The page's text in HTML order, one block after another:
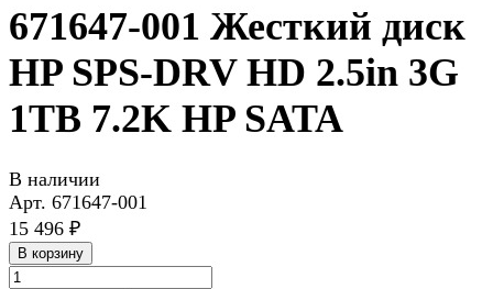
671647-001 Жесткий диск
HP SPS-DRV HD 2.5in 3G
1TB 7.2K HP SATA
В наличии
Арт. 671647-001
15 496 ₽
В корзину